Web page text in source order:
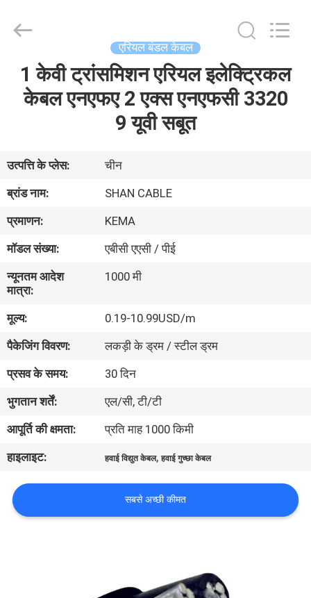
होम
वीडियो
दिखाएँ
हमारे
बारे
में
फैक्टरी
यात्रा
गुणवत्ता
नियंत्रण
हमसे
Cable
(Group)
एरियल बंडल केबल
1 केवी ट्रांसमिशन एरियल इलेक्ट्रिकल
केबल एनएफए 2 एक्स एनएफसी 3320
9 यूवी सबूत
उत्पत्ति के प्लेस:
चीन
ब्रांड नाम:
SHAN CABLE
प्रमाणन:
KEMA
मॉडल संख्या:
एबीसी एएसी / पीई
न्यूनतम आदेश
मात्रा:
1000 मी
मूल्य:
0.19-10.99USD/m
पैकेजिंग विवरण:
लकड़ी के ड्रम / स्टील ड्रम
प्रसव के समय:
30 दिन
भुगतान शर्तें:
एल/सी, टी/टी
आपूर्ति की क्षमता:
प्रति माह 1000 किमी
हाइलाइट:
हवाई विद्युत केबल,हवाई गुच्छा केबल
सबसे अच्छी कीमत